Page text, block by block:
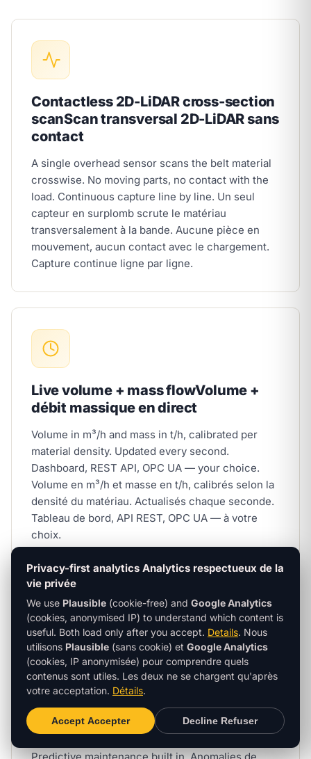
Contactless 2D-LiDAR cross-section
scanScan transversal 2D-LiDAR sans
contact
A single overhead sensor scans the belt material
crosswise. No moving parts, no contact with the
load. Continuous capture line by line. Un seul
capteur en surplomb scrute le matériau
transversalement à la bande. Aucune pièce en
mouvement, aucun contact avec le chargement.
Capture continue ligne par ligne.
Live volume + mass flowVolume +
débit massique en direct
Volume in m³/h and mass in t/h, calibrated per
material density. Updated every second.
Dashboard, REST API, OPC UA — your choice.
Volume en m³/h et masse en t/h, calibrés selon la
densité du matériau. Actualisés chaque seconde.
Tableau de bord, API REST, OPC UA — à votre
choix.
Belt-condition
monitoringSurveillance de l'état de
la bande
Profile-height anomalies, off-centre loading and
Privacy-first analytics Analytics respectueux de la
vie privée
We use Plausible (cookie-free) and Google Analytics
(cookies, anonymised IP) to understand which content is
useful. Both load only after you accept. Details. Nous
utilisons Plausible (sans cookie) et Google Analytics
(cookies, IP anonymisée) pour comprendre quels
contenus sont utiles. Les deux ne se chargent qu'après
votre acceptation. Détails.
Accept Accepter Decline Refuser